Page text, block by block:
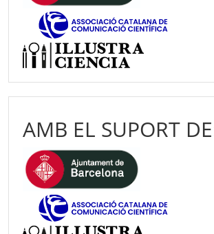
AMB EL SUPORT